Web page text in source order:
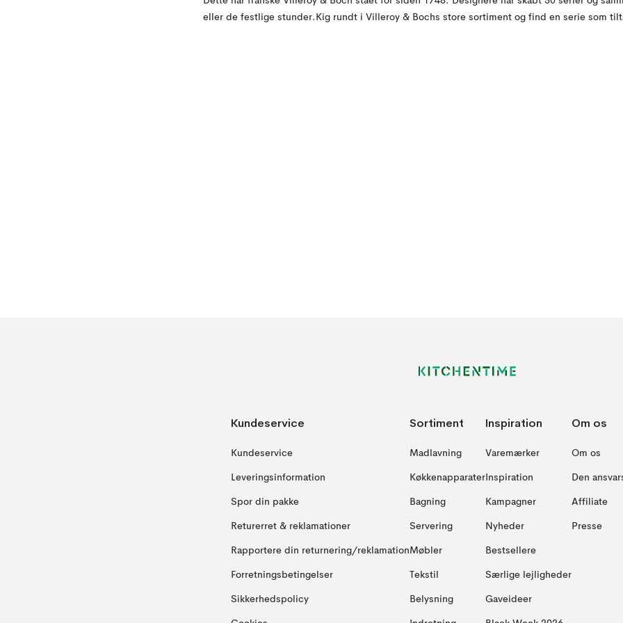
eller de festlige stunder.Kig rundt i Villeroy & Bochs store sortiment og find en serie som
Kundeservice
Kundeservice
Leveringsinformation
Spor din pakke
Returerret & reklamationer
Rapportere din returnering/reklamation
Forretningsbetingelser
Sikkerhedspolicy
Sortiment
Madlavning
Køkkenapparater
Bagning
Servering
Møbler
Tekstil
Belysning
Inspiration
Varemærker
Inspiration
Kampagner
Nyheder
Bestsellere
Særlige lejligheder
Gaveideer
Om os
Om os
Den
Affiliate
Presse